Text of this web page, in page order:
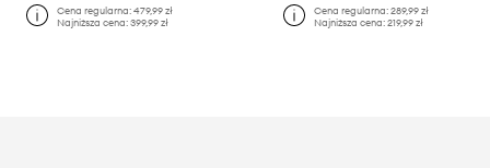
Cena regularna:479,99 zł
Najniższa cena:399,99 zł
Cena regularna: 289,99 zł
Najniższa cena: 219,99 zł